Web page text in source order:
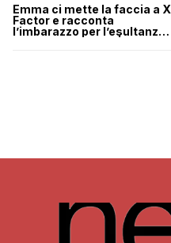
Emma ci mette la faccia a X
Factor e racconta
l’imbarazzo per l’esultanza